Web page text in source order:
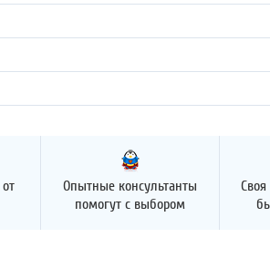
Опытные консультанты
помогут с выбором